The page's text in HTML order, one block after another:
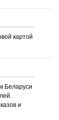
картой
Беларуси
и